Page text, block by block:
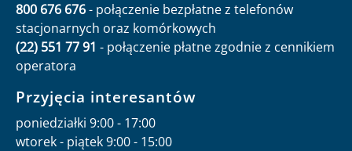
800 676 676- połączenie bezpłatne z telefonów
stacjonarnych oraz komórkowych
(22) 551 77 91 - połączenie płatne zgodnie z cennikiem
operatora
Przyjęcia interesantów
poniedziałki 9:00 - 17:00
wtorek - piątek 9:00 - 15:00